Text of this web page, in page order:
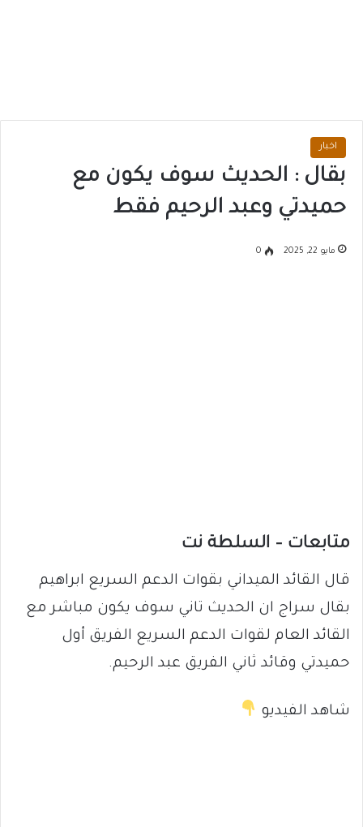
اخبار
بقال : الحديث سوف يكون مع
حميدتي وعبد الرحيم فقط
مايو 22, 2025 0
متابعات – السلطة نت
قال القائد الميداني بقوات الدعم السريع ابراهيم
بقال سراج ان الحديث تاني سوف يكون مباشر مع
القائد العام لقوات الدعم السريع الفريق أول
حميدتي وقائد ثاني الفريق عبد الرحيم.
شاهد الفيديو